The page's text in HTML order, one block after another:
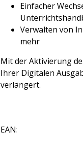
Einfacher
Verwalten von
mehr
Mit der Aktivierung
Ihrer Digitalen
verlängert.
EAN: